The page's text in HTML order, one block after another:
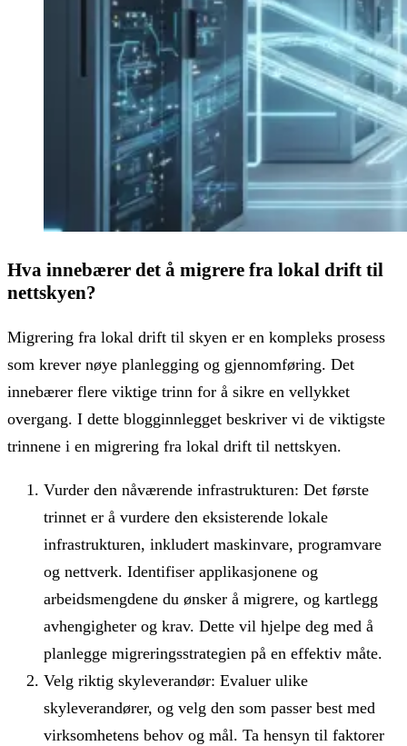
Hva innebærer det å migrere fra lokal drift til
nettskyen?
Migrering fra lokal drift til skyen er en kompleks prosess
som krever nøye planlegging og gjennomføring. Det
innebærer flere viktige trinn for å sikre en vellykket
overgang. I dette blogginnlegget beskriver vi de viktigste
trinnene i en migrering fra lokal drift til nettskyen.
Vurder den nåværende infrastrukturen: Det første
trinnet er å vurdere den eksisterende lokale
infrastrukturen, inkludert maskinvare, programvare
og nettverk. Identifiser applikasjonene og
arbeidsmengdene du ønsker å migrere, og kartlegg
avhengigheter og krav. Dette vil hjelpe deg med å
planlegge migreringsstrategien på en effektiv måte.
Velg riktig skyleverandør: Evaluer ulike
skyleverandører, og velg den som passer best med
virksomhetens behov og mål. Ta hensyn til faktorer